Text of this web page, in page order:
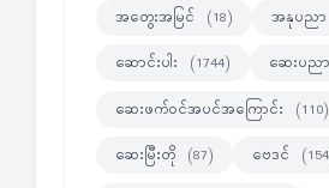
အတွေးအမြင် (18) အနုပညာ
ဆောင်းပါး (1744) ဆေးပည
ဆေးဖက်ဝင်အပင်အကြောင်း (110)
ဆေးမြီးတို (87) ဗေဒင်